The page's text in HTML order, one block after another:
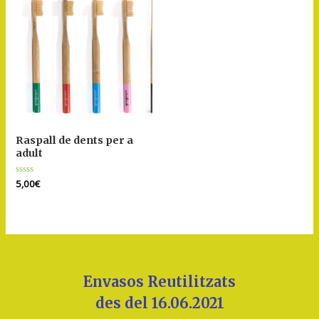
Raspall de dents per a
adult
Puntuat
amb
5,00€
Envasos Reutilitzats
des del 16.06.2021